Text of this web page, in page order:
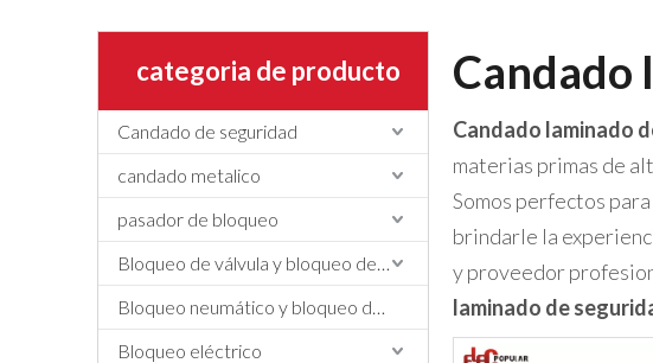
categoria de producto
Candado de seguridad
candado metalico
pasador de bloqueo
Bloqueo de válvula y bloqueo de manguera
Bloqueo neumático y bloqueo de cilindros
Bloqueo eléctrico
Candado
Candado laminado
materias primas de
Somos perfectos
brindarle la
y proveedor
laminado de